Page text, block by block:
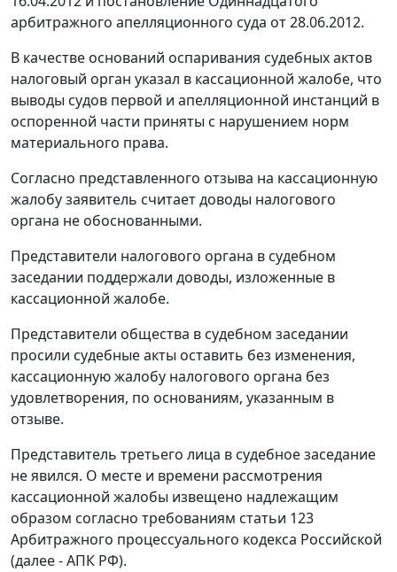
арбитражного апелляционного суда от 28.06.2012.
В качестве оснований оспаривания судебных актов
налоговый орган указал в кассационной жалобе, что
выводы судов первой и апелляционной инстанций в
оспоренной части приняты с нарушением норм
материального права.
Согласно представленного отзыва на кассационную
жалобу заявитель считает доводы налогового
органа не обоснованными.
Представители налогового органа в судебном
заседании поддержали доводы, изложенные в
кассационной жалобе.
Представители общества в судебном заседании
просили судебные акты оставить без изменения,
кассационную жалобу налогового органа без
удовлетворения, по основаниям, указанным в
отзыве.
Представитель третьего лица в судебное заседание
не явился. О месте и времени рассмотрения
кассационной жалобы извещено надлежащим
образом согласно требованиям статьи 123
Арбитражного процессуального кодекса Российской
(далее - АПК РФ).